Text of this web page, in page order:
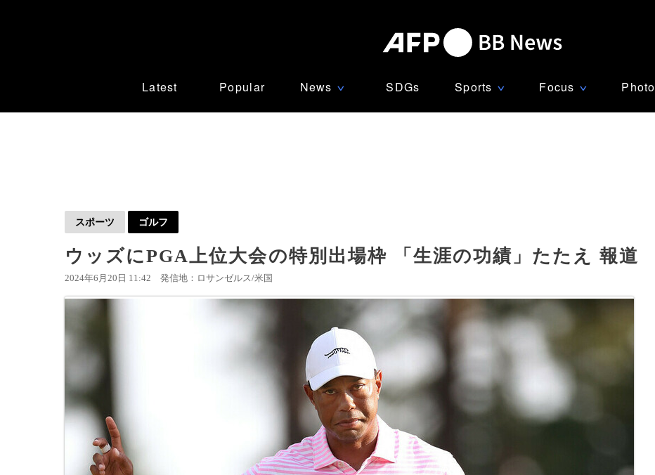
Latest Popular News ∨ SDGs Sports ∨ Focus ∨ Photo
スポーツ ゴルフ
ウッズにPGA上位大会の特別出場枠 「生涯の功績」たたえ 報道
2024年6月20日 11:42 発信地：ロサンゼルス/米国